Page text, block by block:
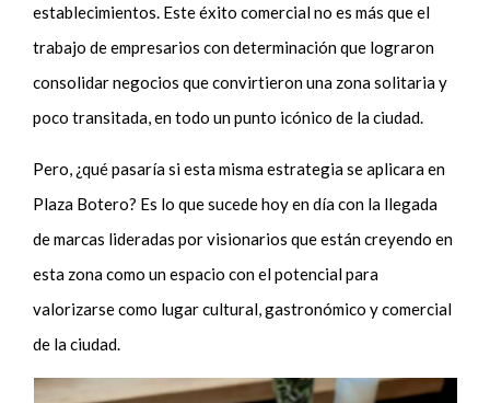
establecimientos. Este éxito comercial no es más que el
trabajo de empresarios con determinación que lograron
consolidar negocios que convirtieron una zona solitaria y
poco transitada, en todo un punto icónico de la ciudad.
Pero, ¿qué pasaría si esta misma estrategia se aplicara en
Plaza Botero? Es lo que sucede hoy en día con la llegada
de marcas lideradas por visionarios que están creyendo en
esta zona como un espacio con el potencial para
valorizarse como lugar cultural, gastronómico y comercial
de la ciudad.